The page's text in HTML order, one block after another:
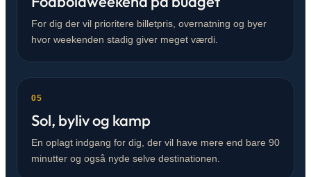
For dig der vil prioritere billetpris, overnatning og byer
hvor weekenden stadig giver meget værdi.
05
Sol, byliv og kamp
En oplagt indgang for dig, der vil have mere end bare 90
minutter og også nyde selve destinationen.